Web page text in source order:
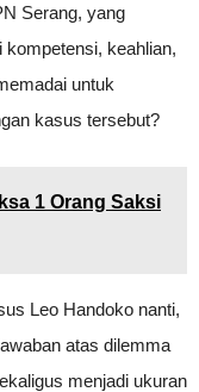
Serang, yang
keahlian,
untuk
kasus tersebut?
1 Orang Saksi
Leo Handoko nanti,
atas dilemma
menjadi ukuran